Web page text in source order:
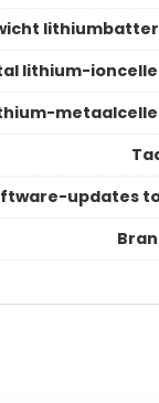
lithium-
updates